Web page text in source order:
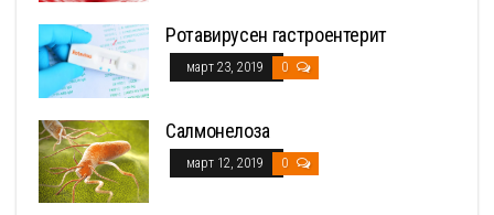
Ротавирусен гастроентерит
март 23, 2019 0
Салмонелоза
март 12, 2019 0